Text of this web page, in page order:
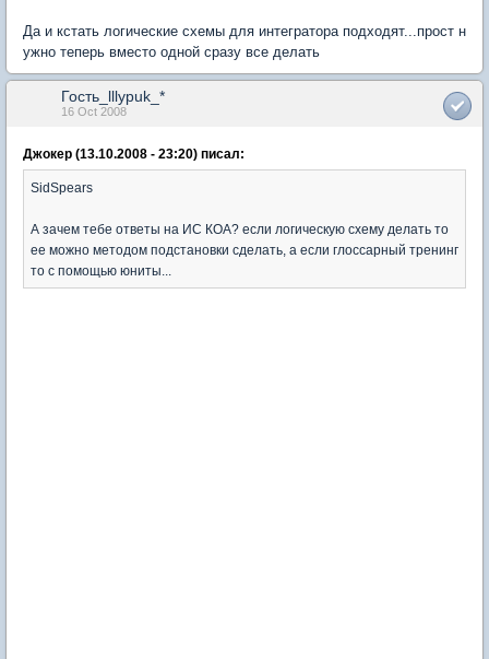
Да и кстать логические схемы для интегратора подходят...прост н
ужно теперь вместо одной сразу все делать
Гость_lllypuk_*
16 Oct 2008
Джокер (13.10.2008 - 23:20) писал:
SidSpears
А зачем тебе ответы на ИС КОА? если логическую схему делать то
ее можно методом подстановки сделать, а если глоссарный тренинг
то с помощью юниты...